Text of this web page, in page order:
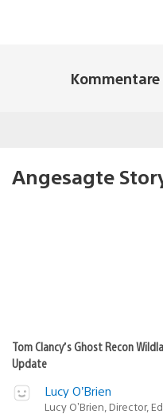
Angesagte
Tom Clancy’s Ghost Recon
Update
Lucy O’Brien
Lucy O’Brien, Director,